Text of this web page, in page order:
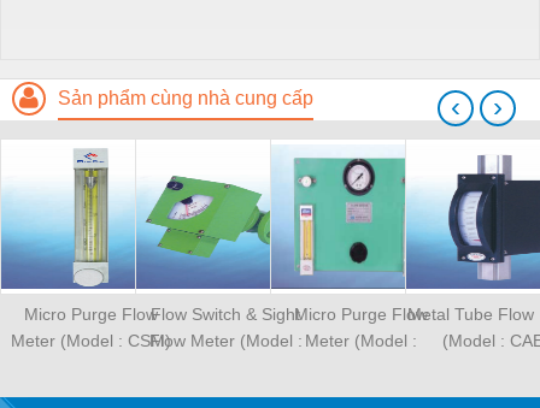
Sản phẩm cùng nhà cung cấp
Micro Purge Flow
Meter (Model : CSM)
Flow Switch & Sight
Flow Meter (Model :
Micro Purge Flow
Meter (Model :
Metal Tube Flow
(Model :
‹ ›